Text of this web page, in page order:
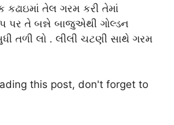
તેલ ગરમ કરી તેમાં
પર તે બન્ને બાજુએથી ગોલ્ડન
તળી લો . લીલી ચટણી સાથે ગરમ
this post, don't forget to